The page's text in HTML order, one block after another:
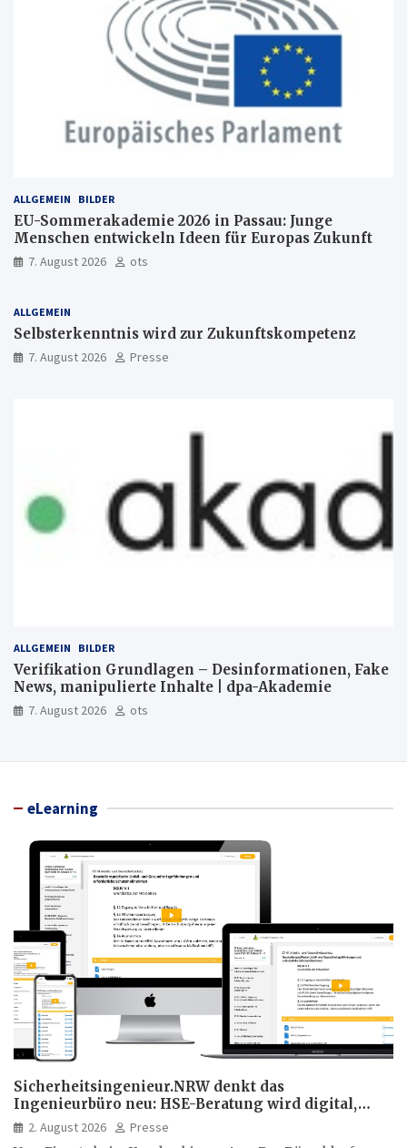
ALLGEMEIN BILDER
EU-Sommerakademie 2026 in Passau: Junge
Menschen entwickeln Ideen für Europas Zukunft
7. August 2026 ots
ALLGEMEIN
Selbsterkenntnis wird zur Zukunftskompetenz
7. August 2026 Presse
ALLGEMEIN BILDER
Verifikation Grundlagen – Desinformationen, Fake
News, manipulierte Inhalte | dpa-Akademie
7. August 2026 ots
eLearning
Sicherheitsingenieur.NRW denkt das
Ingenieurbüro neu: HSE-Beratung wird digital,
hybrid und multimedial
2. August 2026
Presse